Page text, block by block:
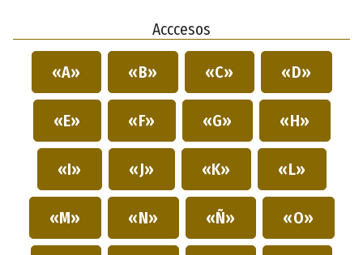
Acccesos
«A» «B» «C» «D»
«E» «F» «G» «H»
«I» «J» «K» «L»
«M» «N» «Ñ» «O»